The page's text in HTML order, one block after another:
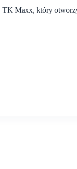
TK Maxx, który